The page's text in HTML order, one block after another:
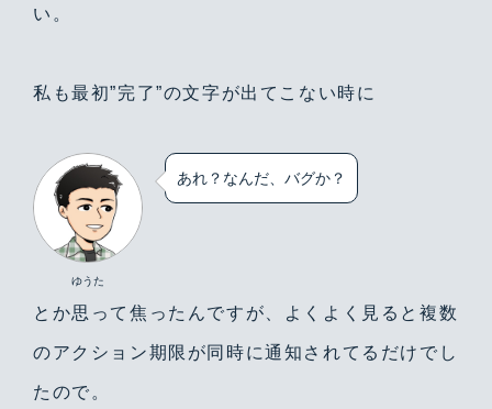
い。
私も最初”完了”の文字が出てこない時に
ゆうた
あれ？なんだ、バグか？
とか思って焦ったんですが、よくよく見ると複数
のアクション期限が同時に通知されてるだけでし
たので。